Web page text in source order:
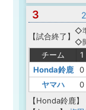
3
【試合終了 】
◇
◇
チーム 1
Honda鈴鹿
0
ヤマハ
0
【Honda鈴鹿】